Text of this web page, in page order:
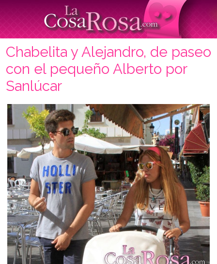
Chabelita y Alejandro, de paseo
con el pequeño Alberto por
Sanlúcar